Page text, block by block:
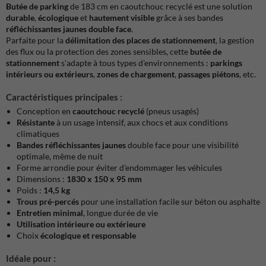
Butée de parkingde 183 cm en caoutchouc recyclé est une solution
durable, écologiqueet hautement visible grâce à ses bandes
réfléchissantes jaunes double face.
Parfaite pour la délimitation des places de stationnement, la gestion
des flux ou la protection des zones sensibles, cette butée de
stationnements'adapte à tous types d'environnements : parkings
intérieurs ou extérieurs, zones de chargement, passages piétons, etc.
Caractéristiques principales :
Conception en caoutchouc recyclé (pneus usagés)
Résistanteà un usage intensif, aux chocs et aux conditions
climatiques
Bandes réfléchissantes jaunesdouble face pour une visibilité
optimale, même de nuit
Forme arrondie pour éviter d'endommager les véhicules
Dimensions : 1830 x 150 x 95 mm
Poids : 14,5 kg
Trous pré-percés pour une installation facile sur béton ou asphalte
Entretien minimal, longue durée de vie
Utilisation intérieure ou extérieure
Choixécologique et responsable
Idéale pour :